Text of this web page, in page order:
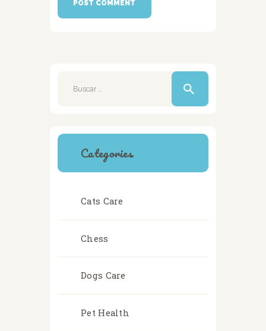
Categories
Cats Care
Chess
Dogs Care
Pet Health